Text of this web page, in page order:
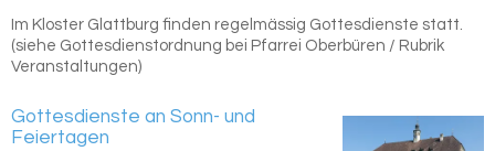
Im Kloster Glattburg finden regelmässig Gottesdienste statt.
(siehe Gottesdienstordnung bei Pfarrei Oberbüren / Rubrik
Veranstaltungen)
Gottesdienste an Sonn- und
Feiertagen